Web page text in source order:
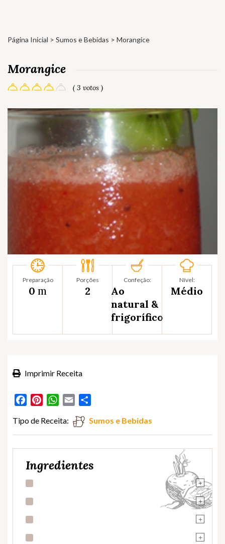
Página Inicial > Sumos e Bebidas > Morangice
Morangice
( 3 votos )
Preparação
0 m
Porções
2
Confeção:
Ao
natural &
frigorífico
Nível:
Médio
Imprimir Receita
FacebookPinterestWhatsApp
Email
Tipo de Receita: Sumos e Bebidas
Ingredientes
+
+
+
+